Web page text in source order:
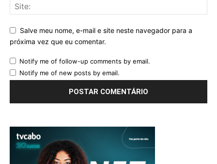
Salve meu nome, e-mail e site neste navegador para a
próxima vez que eu comentar.
Notify me of follow-up comments by email.
Notify me of new posts by email.